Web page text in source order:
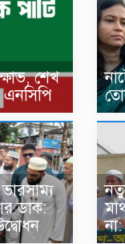
শেখ
এনসিপি
ডাক: